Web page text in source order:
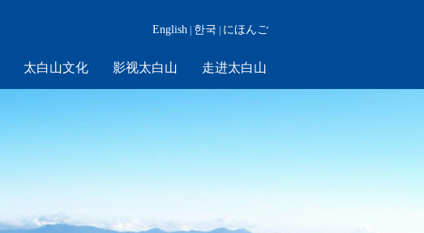
English 한국 にほんご
太白山文化 影视太白山 走进太白山